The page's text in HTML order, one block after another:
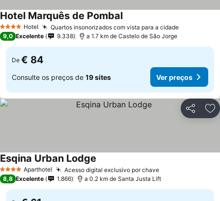
4 EstrelasHotel Quartos insonorizados com vista para a cidade
Hotel Marquês de Pombal
9,0 Excelente 9.338 a 1.7 km de Castelo de São Jorge
De € 84
Consulte os preços de 19 sites Ver preços
Partilhar
4 EstrelasAparthotel Acesso digital exclusivo por chave
Esqina Urban Lodge
8,8 Excelente 1.866 a 0.2 km de Santa Justa Lift